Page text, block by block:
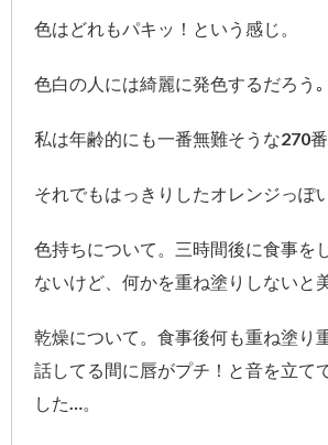
色はどれもパキッ！という感じ。
色白の人には綺麗に発色するだろう｡
私は年齢的にも一番無難そうな270番
それでもはっきりしたオレンジっぽ
色持ちについて。三時間後に食事を
ないけど、何かを重ね塗りしないと
乾燥について。食事後何も重ね塗り
話してる間に唇がプチ！と音を立て
した…。